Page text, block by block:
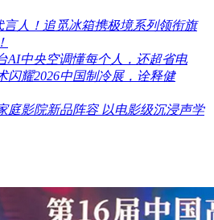
言人！追觅冰箱携极境系列领衔旗
AI中央空调懂每个人，还超省电
闪耀2026中国制冷展，诠释健
庭影院新品阵容 以电影级沉浸声学